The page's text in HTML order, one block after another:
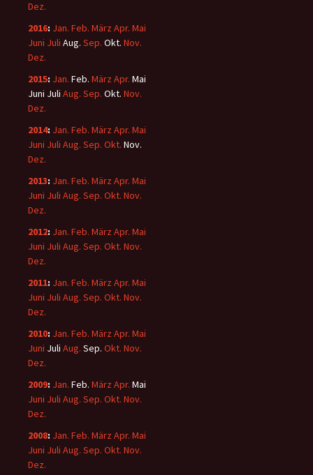
Dez.
2016: Jan. Feb. März Apr. Mai
Juni Juli Aug. Sep. Okt. Nov.
Dez.
2015: Jan. Feb. März Apr. Mai
Juni Juli Aug. Sep. Okt. Nov.
Dez.
2014: Jan. Feb. März Apr. Mai
Juni Juli Aug. Sep. Okt. Nov.
Dez.
2013: Jan. Feb. März Apr. Mai
Juni Juli Aug. Sep. Okt. Nov.
Dez.
2012: Jan. Feb. März Apr. Mai
Juni Juli Aug. Sep. Okt. Nov.
Dez.
2011: Jan. Feb. März Apr. Mai
Juni Juli Aug. Sep. Okt. Nov.
Dez.
2010: Jan. Feb. März Apr. Mai
Juni Juli Aug. Sep. Okt. Nov.
Dez.
2009: Jan. Feb. März Apr. Mai
Juni Juli Aug. Sep. Okt. Nov.
Dez.
2008: Jan. Feb. März Apr. Mai
Juni Juli Aug. Sep. Okt. Nov.
Dez.